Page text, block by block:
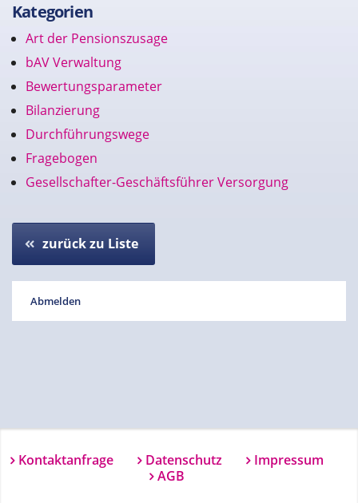
Kategorien
Art der Pensionszusage
bAV Verwaltung
Bewertungsparameter
Bilanzierung
Durchführungswege
Fragebogen
Gesellschafter-Geschäftsführer Versorgung
zurück zu Liste
Abmelden
Kontaktanfrage Datenschutz
Impressum
AGB